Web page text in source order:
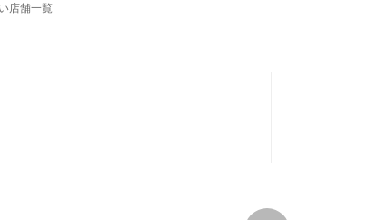
店舗一覧